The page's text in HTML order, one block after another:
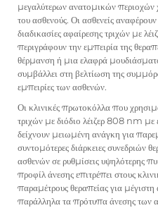
μεγαλύτερων ανατομικών περιοχών
του ασθενούς. Οι ασθενείς
διαδικασίες αφαίρεσης τριχών με
περιγράφουν την εμπειρία της
θέρμανση ή μια ελαφρά
συμβάλλει στη βελτίωση της
εμπειρίες των ασθενών.
Οι κλινικές πρωτοκόλλα που
τριχών με διόδιο λέιζερ 808 nm
δείχνουν μειωμένη ανάγκη για
συντομότερες διάρκειες συνεδριών
ασθενών σε ρυθμίσεις υψηλότερης
προφίλ άνεσης επιτρέπει στους
παραμέτρους θεραπείας για
παράλληλα τα πρότυπα άνεσης των